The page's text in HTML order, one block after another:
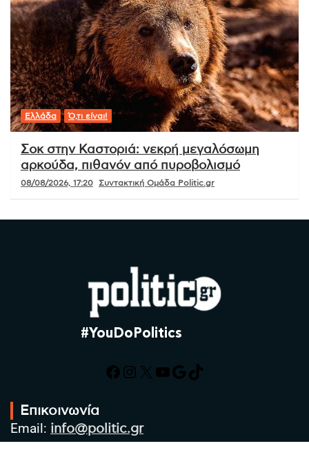
Ελλάδα Ό,τι είναι!
Σοκ στην Καστοριά: νεκρή μεγαλόσωμη
αρκούδα, πιθανόν από πυροβολισμό
08/08/2026, 17:20 Συντακτική Ομάδα Politic.gr
#YouDoPolitics
Facebook
Instagram
X YouTube
Google
TikTok
Επικοινωνία
Email: info@politic.gr
Τηλ: